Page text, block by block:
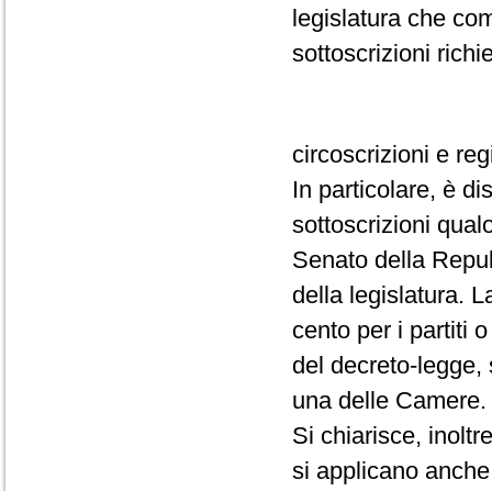
legislatura che
sottoscrizioni
circoscrizioni e
In particolare, è
sottoscrizioni
Senato della
della legislatura.
cento per i partiti
del decreto-
una delle Camere.
Si chiarisce,
si applicano